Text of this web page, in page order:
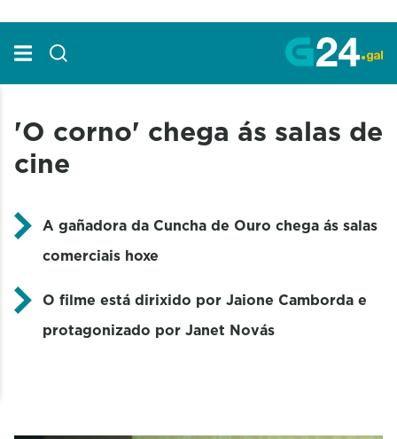
'O corno' chega ás salas de
cine
A gañadora da Cuncha de Ouro chega ás salas
comerciais hoxe
O filme está dirixido por Jaione Camborda e
protagonizado por Janet Novás